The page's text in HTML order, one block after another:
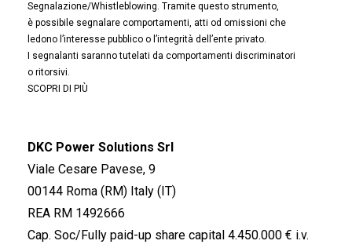
Segnalazione/Whistleblowing. Tramite questo strumento,
è possibile segnalare comportamenti, atti od omissioni che
ledono l’interesse pubblico o l’integrità dell’ente privato.
I segnalanti saranno tutelati da comportamenti discriminatori
o ritorsivi.
SCOPRI DI PIÙ
DKC Power Solutions Srl
Viale Cesare Pavese, 9
00144 Roma (RM) Italy (IT)
REA RM 1492666
Cap. Soc/Fully paid-up share capital 4.450.000 € i.v.